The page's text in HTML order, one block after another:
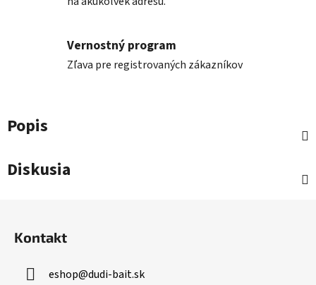
Vernostný program
Zľava pre registrovaných zákazníkov
Popis
Diskusia
Kontakt
eshop@dudi-bait.sk